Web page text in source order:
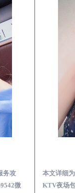
多关于真空
5656-9542微
本文
KTV